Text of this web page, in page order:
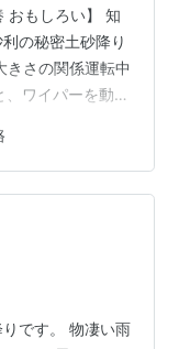
おもしろい】 知
の秘密土砂降り
きさの関係運転中
ワイパーを動か
土砂降りの雨粒
速約32.65km(自
大きさで速度が変
り歩くくらい)